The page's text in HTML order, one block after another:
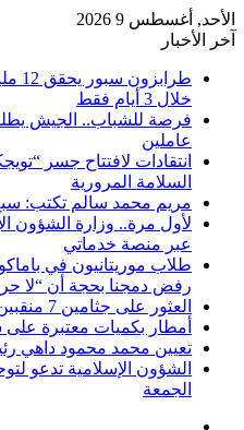
الأحد, أغسطس 9 2026
آخر الأخبار
خلال 3 أيام فقط
فرصة للشباب.. الجيش
عاملين
انتقادات لافتتاح جسر
السلامة المرورية
مريم محمد سالم تكتب:
لأول مرة.. وزارة الشؤون
عبر منصة خدماتي
طلاب موريتانيون في
رفض دمجنا بحجة أن “لا
العثور على جثامين 7 منقبين في تيرس
أمطار بكميات معتبرة على
تعيين محمد محمود داهي
الشؤون الإسلامية تدعو
الجمعة